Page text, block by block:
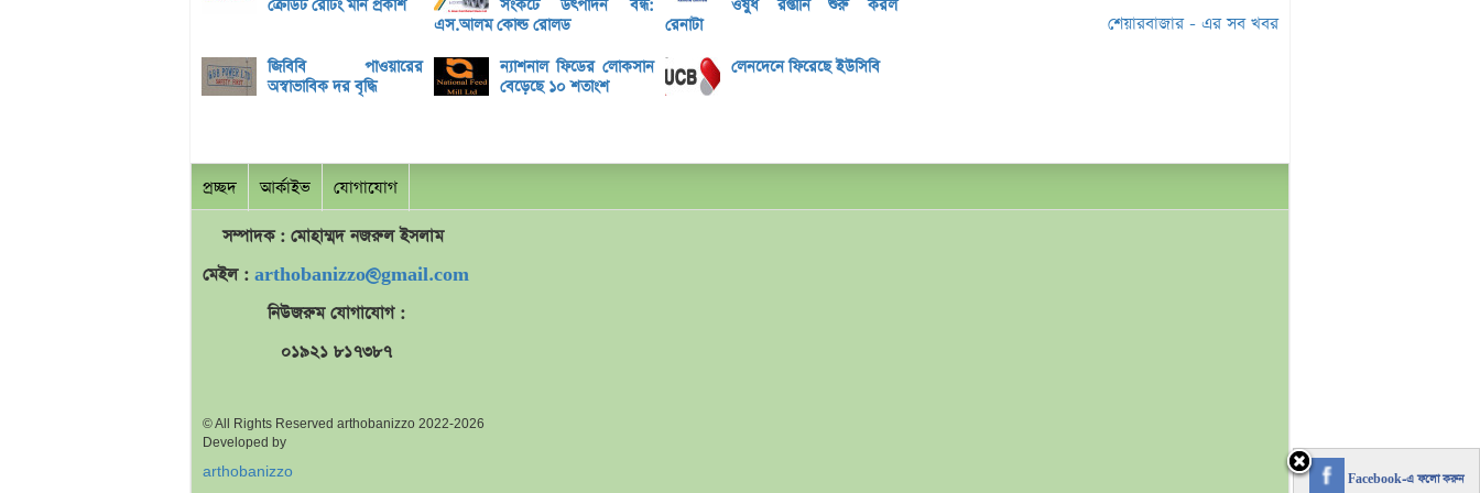
ক্রেডিট রেটিং মান প্রকাশ
সংকটে উৎপাদন বন্ধ:
এস.আলম কোল্ড রোলড
ওষুধ রপ্তানি শুরু করল
রেনাটা
জিবিবি পাওয়ারের
অস্বাভাবিক দর বৃদ্ধি
ন্যাশনাল ফিডের লোকসান
বেড়েছে ১০ শতাংশ
লেনদেনে ফিরেছে ইউসিবি
বৃহস্পতিবার লেনদেনে ফিরবে ইউসিবি
শেয়ারবাজার - এর সব খবর
প্রচ্ছদ আর্কাইভ যোগাযোগ
সম্পাদক : মোহাম্মদনজরুলইসলাম
মেইল : arthobanizzo@gmail.com
নিউজরুম যোগাযোগ :
০১৯২১ ৮১৭৩৮৭
© All Rights Reserved arthobanizzo 2022-2026
Developed by
arthobanizzo Facebook-এ ফলো করুন